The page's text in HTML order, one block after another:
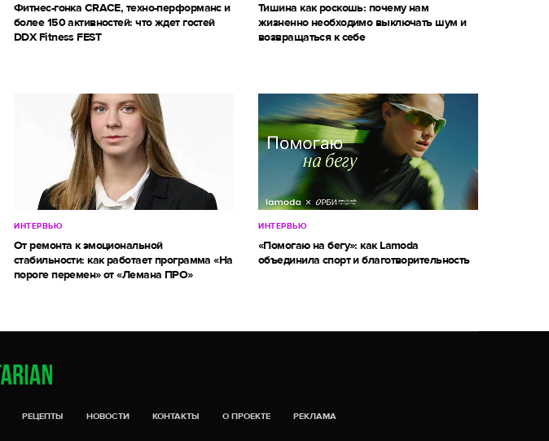
Фитнес-гонка CRACE, техно-перформанс и
более 150 активностей: что ждет гостей
DDX Fitness FEST
Тишина как роскошь: почему нам
жизненно необходимо выключать шум и
возвращаться к себе
ИНТЕРВЬЮ
От ремонта к эмоциональной
стабильности: как работает программа «На
пороге перемен» от «Лемана ПРО»
ИНТЕРВЬЮ
«Помогаю на бегу»: как Lamoda
объединила спорт и благотворительность
РЕЦЕПТЫ НОВОСТИ КОНТАКТЫ О ПРОЕКТЕ РЕКЛАМА